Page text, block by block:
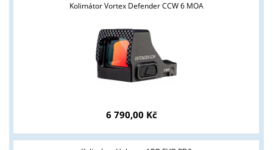
Kolimátor Vortex Defender CCW 6 MOA
6 790,00 Kč